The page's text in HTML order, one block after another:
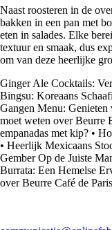
Naast roosteren in de
bakken in een pan met
eten in salades. Elke
textuur en smaak, dus
om van deze heerlijke
Ginger Ale Cocktails:
Bingsu: Koreaans
Gangen Menu:
moet weten over Beurre
empanadas met kip? •
• Heerlijk Mexicaans
Gember Op de Juiste
Burrata: Een Hemelse
over Beurre Café de Paris